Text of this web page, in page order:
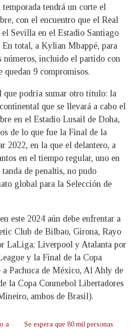
tendrá un corte el
con el encuentro que el Real
Sevilla en el Estadio Santiago
total, a Kylian Mbappé, para
números, incluido el partido con
quedan 9 compromisos.
que podría sumar otro título: la
que se llevará a cabo el
en el Estadio Lusail de Doha,
de lo que fue la Final de la
2022, en la que el delantero, a
en el tiempo regular, uno en
de penaltis, no pudo
global para la Selección de
este 2024 aún debe enfrentar a
Club de Bilbao, Girona, Rayo
LaLiga; Liverpool y Atalanta por
y la Final de la Copa
Pachuca de México, Al Ahly de
la Copa Conmebol Libertadores
ambos de Brasil).
a Se espera que 80 mil personas